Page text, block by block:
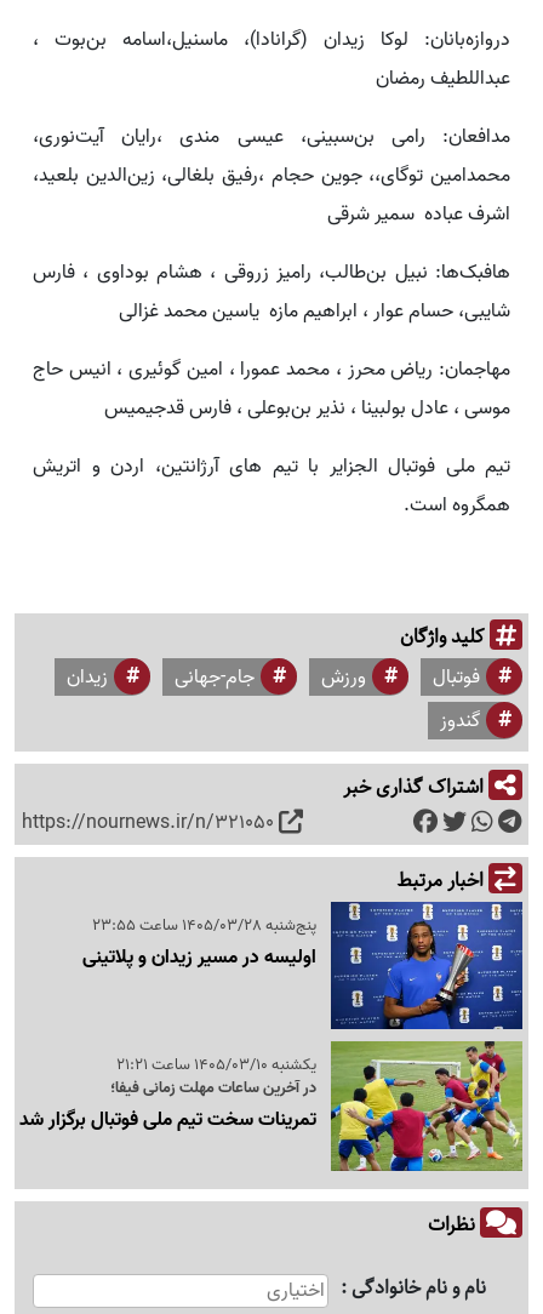
دروازه‌بانان: لوکا زیدان (گرانادا)، ماسنیل،اسامه بن‌بوت ،
عبداللطیف رمضان
مدافعان: رامی بن‌سبینی، عیسی مندی ،رایان آیت‌نوری،
محمدامین توگای،، جوین حجام ،رفیق بلغالی، زین‌الدین بلعید،
اشرف عباده سمیر شرقی
هافبک‌ها: نبیل بن‌طالب، رامیز زروقی ، هشام بوداوی ، فارس
شایبی، حسام عوار ، ابراهیم مازه یاسین محمد غزالی
مهاجمان: ریاض محرز ، محمد عمورا ، امین گوئیری ، انیس حاج
موسی ، عادل بولبینا ، نذیر بن‌بوعلی ، فارس قدجیمیس
تیم ملی فوتبال الجزایر با تیم های آرژانتین، اردن و اتریش
همگروه است.
کلید واژگان
فوتبال ورزش جام-جهانی
زیدان
گندوز
اشتراک گذاری خبر
https://nournews.ir/n/321050
اخبار مرتبط
پنج‌شنبه 1405/03/28 ساعت 23:55
اولیسه در مسیر زیدان و پلاتینی
یکشنبه 1405/03/10 ساعت 21:21
در آخرین ساعات مهلت زمانی فیفا؛
تمرینات سخت تیم ملی فوتبال برگزار شد
نظرات
نام و نام خانوادگی